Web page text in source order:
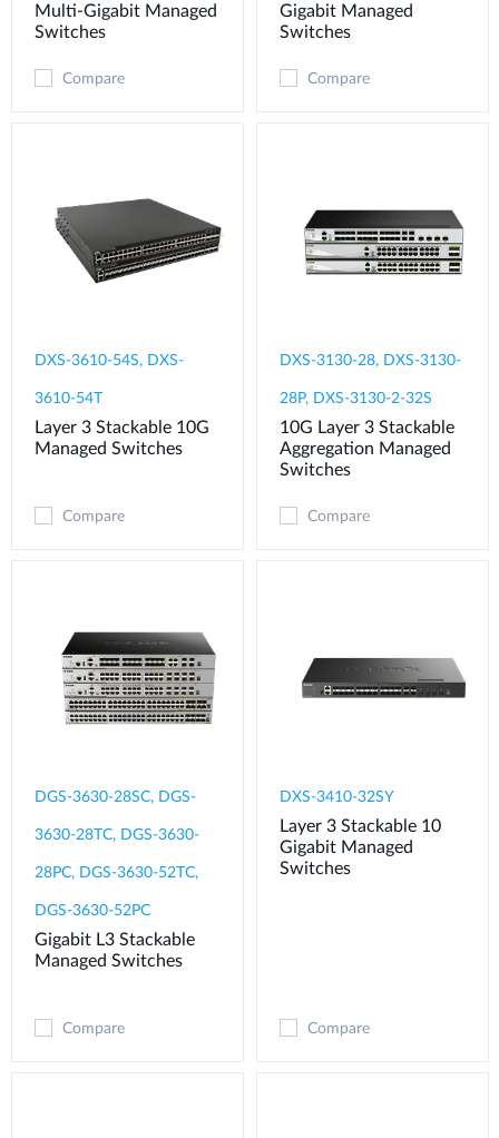
Multi-Gigabit Managed
Switches
Compare
Gigabit Managed
Switches
Compare
DXS-3610-54S, DXS-
3610-54T
Layer 3 Stackable 10G
Managed Switches
Compare
DXS-3130-28, DXS-3130-
28P, DXS-3130-2-32S
10G Layer 3 Stackable
Aggregation Managed
Switches
Compare
DGS-3630-28SC, DGS-
3630-28TC, DGS-3630-
28PC, DGS-3630-52TC,
DGS-3630-52PC
Gigabit L3 Stackable
Managed Switches
Compare
DXS-3410-32SY
Layer 3 Stackable 10
Gigabit Managed
Switches
Compare